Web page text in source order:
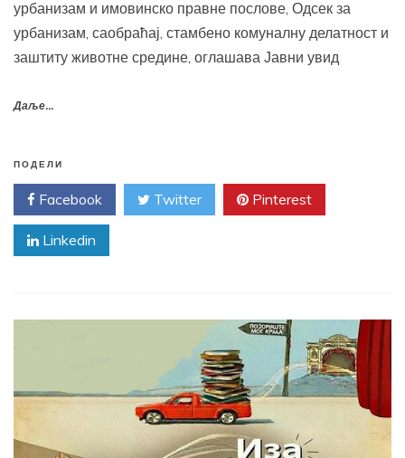
урбанизам и имовинско правне послове, Одсек за
урбанизам, саобраћај, стамбено комуналну делатност и
заштиту животне средине, оглашава Јавни увид
Даље...
ПОДЕЛИ
Facebook Twitter Pinterest
Linkedin